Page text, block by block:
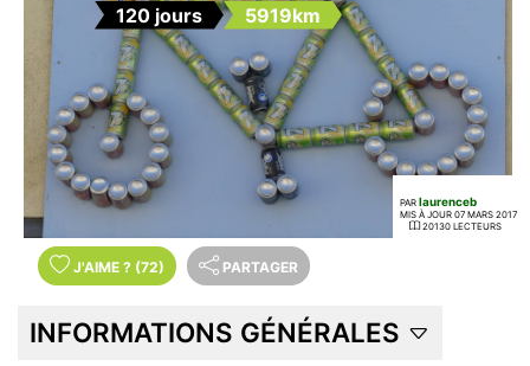
120 jours 5919km
PAR laurenceb
MIS À JOUR 07 MARS 2017
20130 LECTEURS
J'AIME ? (72) PARTAGER
INFORMATIONS GÉNÉRALES